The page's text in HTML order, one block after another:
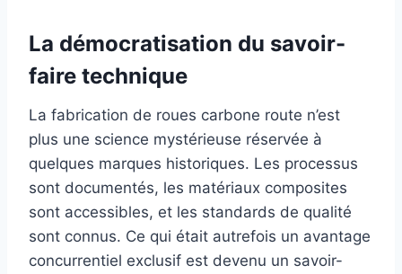
La démocratisation du savoir-
faire technique
La fabrication de roues carbone route n’est
plus une science mystérieuse réservée à
quelques marques historiques. Les processus
sont documentés, les matériaux composites
sont accessibles, et les standards de qualité
sont connus. Ce qui était autrefois un avantage
concurrentiel exclusif est devenu un savoir-